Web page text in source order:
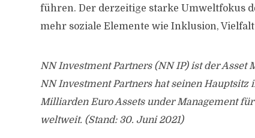
führen. Der derzeitige starke Umweltfokus
mehr soziale Elemente wie Inklusion,
NN Investment Partners (NN IP) ist der Asset
NN Investment Partners hat seinen Hauptsitz
Milliarden Euro Assets under Management
weltweit. (Stand: 30. Juni 2021)